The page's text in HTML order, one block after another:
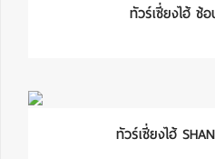
ทัวร์เซี่ยงไฮ้ ช้
ทัวร์เซี่ยงไฮ้